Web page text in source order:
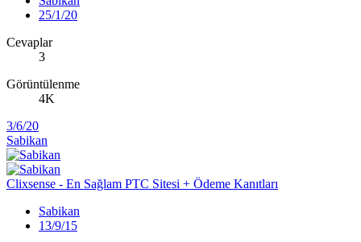
25/1/20
Cevaplar
3
Görüntülenme
4K
3/6/20
Sabikan
Clixsense - En Sağlam PTC Sitesi + Ödeme Kanıtları
Sabikan
13/9/15